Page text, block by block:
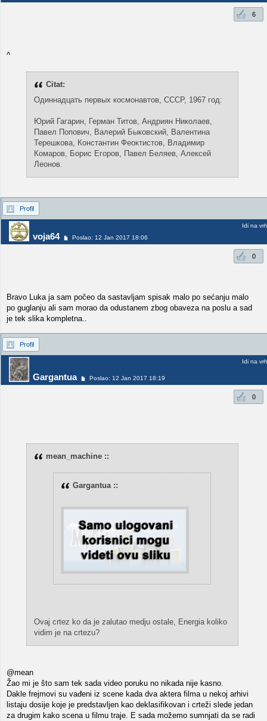
6
^
Citat:
Одиннадцать первых космонавтов, СССР, 1967 год:
Юрий Гагарин, Герман Титов, Андриян Николаев,
Павел Попович, Валерий Быковский, Валентина
Терешкова, Константин Феоктистов, Владимир
Комаров, Борис Егоров, Павел Беляев, Алексей
Леонов.
Profil
voja64 Poslao: 12 Jan 2017 18:06
Idi na vrh
0
Bravo Luka ja sam počeo da sastavljam spisak malo po sećanju malo
po guglanju ali sam morao da odustanem zbog obaveza na poslu a sad
je tek slika kompletna..
Profil
Gargantua Poslao: 12 Jan 2017 18:19
Idi na vrh
0
mean_machine ::
Gargantua ::
Ovaj crtez ko da je zalutao medju ostale, Energia koliko
vidim je na crtezu?
@mean
Žao mi je što sam tek sada video poruku no nikada nije kasno.
Dakle frejmovi su vađeni iz scene kada dva aktera filma u nekoj arhivi
listaju dosije koje je predstavljen kao deklasifikovan i crteži slede jedan
za drugim kako scena u filmu traje. E sada možemo sumnjati da se radi